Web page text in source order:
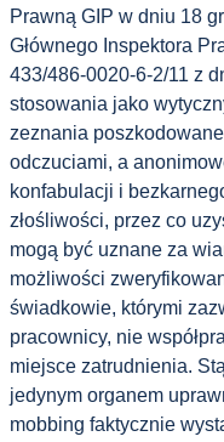
Prawną GIP w dniu 18
Głównego Inspektora
433/486-0020-6-2/11 z
stosowania jako
zeznania
odczuciami, a
konfabulacji i
złośliwości, przez co
mogą być uznane za
możliwości
świadkowie, którymi
pracownicy, nie
miejsce zatrudnienia.
jedynym organem
mobbing faktycznie